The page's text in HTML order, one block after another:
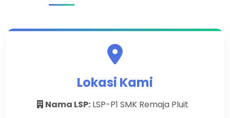
Lokasi Kami
Nama LSP: LSP-P1 SMK Remaja Pluit